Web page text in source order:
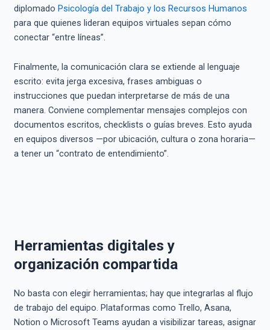
diplomado Psicología del Trabajo y los Recursos Humanos
para que quienes lideran equipos virtuales sepan cómo
conectar “entre líneas”.
Finalmente, la comunicación clara se extiende al lenguaje
escrito: evita jerga excesiva, frases ambiguas o
instrucciones que puedan interpretarse de más de una
manera. Conviene complementar mensajes complejos con
documentos escritos, checklists o guías breves. Esto ayuda
en equipos diversos —por ubicación, cultura o zona horaria—
a tener un “contrato de entendimiento”.
Herramientas digitales y
organización compartida
No basta con elegir herramientas; hay que integrarlas al flujo
de trabajo del equipo. Plataformas como Trello, Asana,
Notion o Microsoft Teams ayudan a visibilizar tareas, asignar